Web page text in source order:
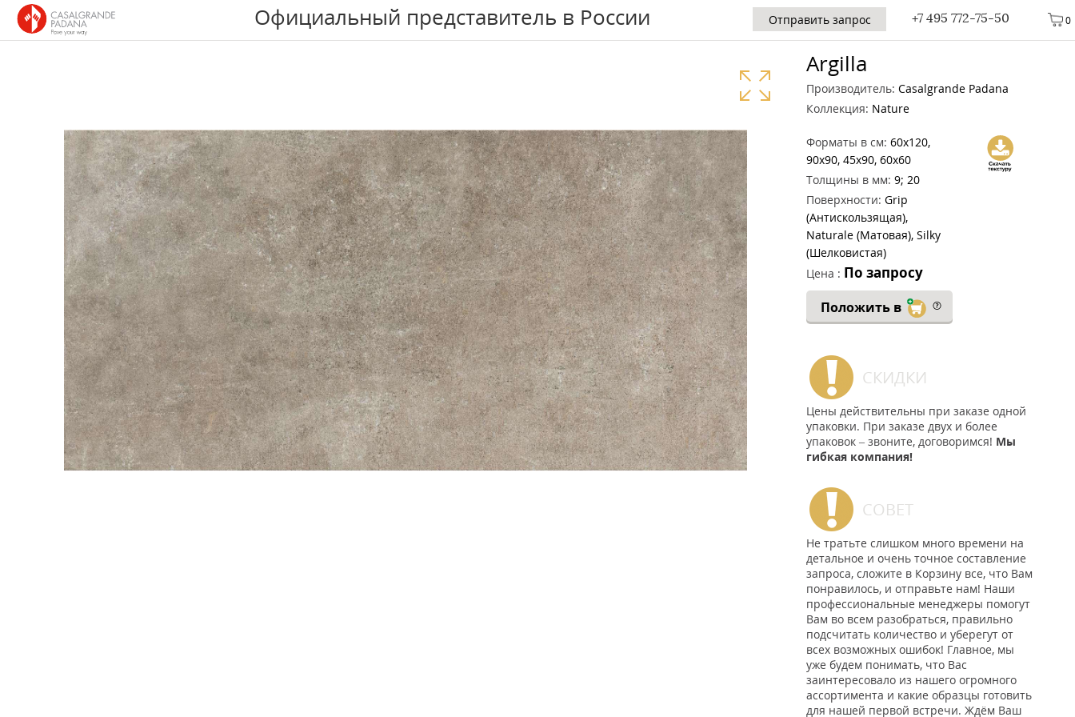
0
Официальный представитель в России +7 495 772-75-50
Отправить запрос
Argilla
Производитель: Casalgrande Padana
Коллекция: Nature
Форматы в см: 60x120,
90x90, 45x90, 60x60
Толщины в мм: 9; 20
Поверхности: Grip
(Антискользящая),
Naturale (Матовая), Silky
(Шелковистая)
Цена : По запросу
Положить в
СКИДКИ
Цены действительны при заказе одной
упаковки. При заказе двух и более
упаковок – звоните, договоримся! Мы
гибкая компания!
СОВЕТ
Не тратьте слишком много времени на
детальное и очень точное составление
запроса, сложите в Корзину все, что Вам
понравилось, и отправьте нам! Наши
профессиональные менеджеры помогут
Вам во всем разобраться, правильно
подсчитать количество и уберегут от
всех возможных ошибок! Главное, мы
уже будем понимать, что Вас
заинтересовало из нашего огромного
ассортимента и какие образцы готовить
для нашей первой встречи. Ждём Ваш